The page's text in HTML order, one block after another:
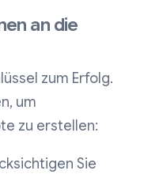
an die
zum Erfolg.
um
zu erstellen:
Sie